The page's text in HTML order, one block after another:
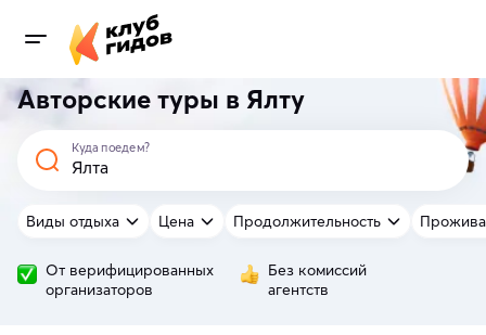
Авторские туры в Ялту
Куда поедем?
Виды отдыха Цена Продолжительность
От верифицированных
организаторов
Без комиссий
агентств